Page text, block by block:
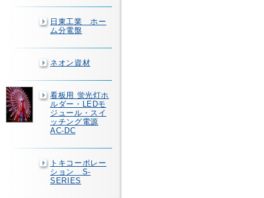
日東工業 ホー
ム分電盤
ネオン資材
看板用 蛍光灯ホ
ルダー・LEDモ
ジュール・スイ
ッチング電源
AC-DC
トキコーポレー
ション S-
SERIES